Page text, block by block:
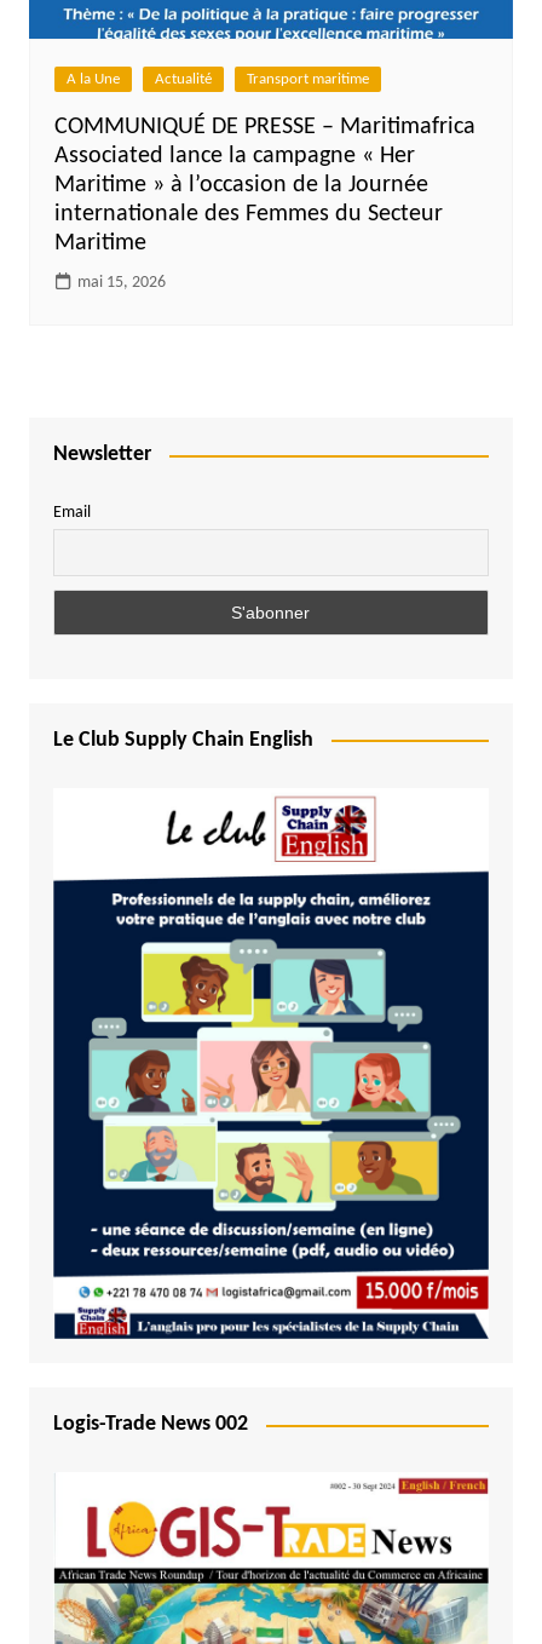
A la Une Actualité Transport maritime
COMMUNIQUÉ DE PRESSE – Maritimafrica
Associated lance la campagne « Her
Maritime » à l’occasion de la Journée
internationale des Femmes du Secteur
Maritime
mai 15, 2026
Newsletter
Email
Le Club Supply Chain English
Logis-Trade News 002